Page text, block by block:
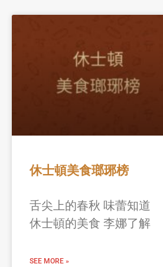
休士頓美食瑯琊榜
舌尖上的春秋 味蕾知道
休士頓的美食 李娜了解
SEE MORE »